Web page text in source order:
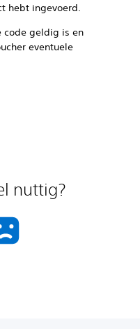
hebt ingevoerd.
code geldig is en
eventuele
nuttig?